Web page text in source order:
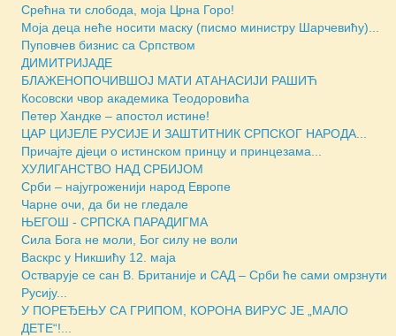
Срећна ти слобода, моја Црна Горо!
Моја деца неће носити маску (писмо министру Шарчевићу)...
Пуповчев бизнис са Српством
ДИМИТРИЈАДЕ
БЛАЖЕНОПОЧИВШОЈ МАТИ АТАНАСИЈИ РАШИЋ
Косовски чвор академика Теодоровића
Петер Хандке – апостол истине!
ЦАР ЦИЈЕЛЕ РУСИЈЕ И ЗАШТИТНИК СРПСКОГ НАРОДА...
Причајте дјеци о истинском принцу и принцезама...
ХУЛИГАНСТВО НАД СРБИЈОМ
Срби – најугроженији народ Европе
Чарне очи, да би не гледале
ЊЕГОШ - СРПСКА ПАРАДИГМА
Сила Бога не моли, Бог силу не воли
Васкрс у Никшићу 12. маја
Остварује се сан В. Британије и САД – Срби ће сами омрзнути
Русију...
У ПОРЕЂЕЊУ СА ГРИПОМ, КОРОНА ВИРУС ЈЕ „МАЛО
ДЕТЕ“!...